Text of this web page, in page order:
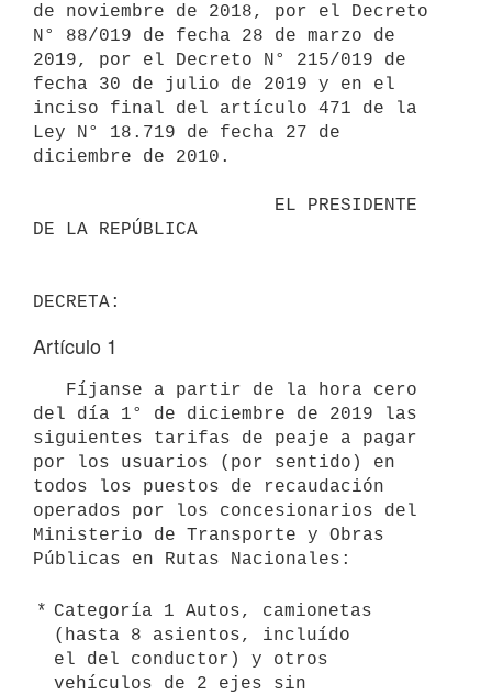
de noviembre de 2018, por el Decreto
N° 88/019 de fecha 28 de marzo de
2019, por el Decreto N° 215/019 de
fecha 30 de julio de 2019 y en el
inciso final del artículo 471 de la
Ley N° 18.719 de fecha 27 de
diciembre de 2010.
DE LA REPÚBLICA
Artículo 1
del día 1° de diciembre de 2019 las
siguientes tarifas de peaje a pagar
por los usuarios (por sentido) en
todos los puestos de recaudación
operados por los concesionarios del
Ministerio de Transporte y Obras
Públicas en Rutas Nacionales:
* Categoría 1 Autos, camionetas
(hasta 8 asientos, incluído
el del conductor) y otros
vehículos de 2 ejes sin